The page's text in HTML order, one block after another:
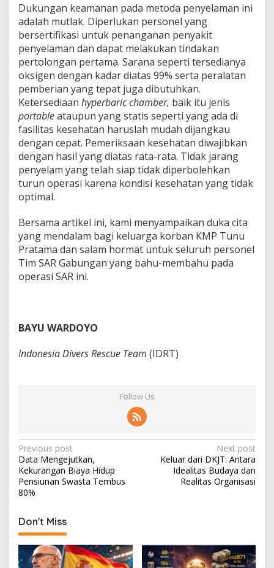
Dukungan keamanan pada metoda penyelaman ini
adalah mutlak. Diperlukan personel yang
bersertifikasi untuk penanganan penyakit
penyelaman dan dapat melakukan tindakan
pertolongan pertama. Sarana seperti tersedianya
oksigen dengan kadar diatas 99% serta peralatan
pemberian yang tepat juga dibutuhkan.
Ketersediaan hyperbaric chamber, baik itu jenis
portableataupun yang statis seperti yang ada di
fasilitas kesehatan haruslah mudah dijangkau
dengan cepat. Pemeriksaan kesehatan diwajibkan
dengan hasil yang diatas rata-rata. Tidak jarang
penyelam yang telah siap tidak diperbolehkan
turun operasi karena kondisi kesehatan yang tidak
optimal.
Bersama artikel ini, kami menyampaikan duka cita
yang mendalam bagi keluarga korban KMP Tunu
Pratama dan salam hormat untuk seluruh personel
Tim SAR Gabungan yang bahu-membahu pada
operasi SAR ini.
BAYU WARDOYO
Indonesia Divers Rescue Team (IDRT)
Follow Us
P
o
s
t
n
a
v
Previous post
Data Mengejutkan,
Kekurangan Biaya Hidup
Pensiunan Swasta Tembus
80%
Next post
Keluar dari DKJT: Antara
Idealitas Budaya dan
Realitas Organisasi
Don't Miss